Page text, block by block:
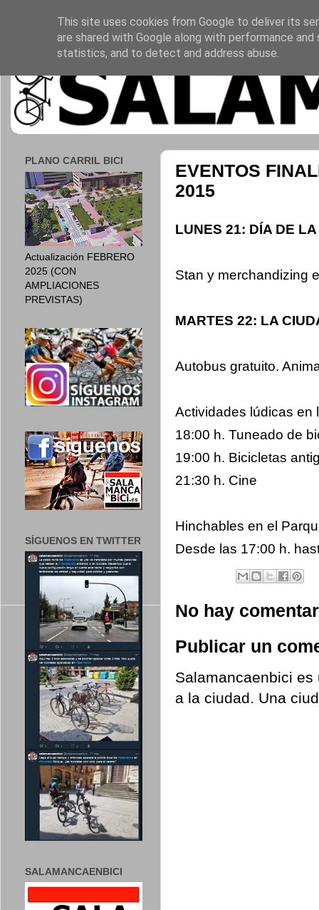
EVENTOS
2015
LUNES 21: DÍA DE
Stan y merchandizing
MARTES 22: LA
Autobus gratuito.
Actividades lúdicas en
18:00 h. Tuneado de
19:00 h. Bicicletas
21:30 h. Cine
Hinchables en el
Desde las 17:00 h.
No hay
Publicar un
Salamancaenbici
a la ciudad. Una
PLANO CARRIL BICI
Actualización FEBRERO
2025 (CON
AMPLIACIONES
PREVISTAS)
SÍGUENOS EN TWITTER
SALAMANCAENBICI
This site uses cookies from Google to deliver its
are shared with Google along with performance
statistics, and to detect and address abuse.